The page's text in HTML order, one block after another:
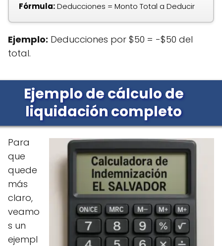
Fórmula:Deducciones = Monto Total a Deducir
Ejemplo: Deducciones por $50 = -$50 del
total.
Ejemplo de cálculo de
liquidación completo
Para
que
quede
más
claro,
veamo
s un
ejempl